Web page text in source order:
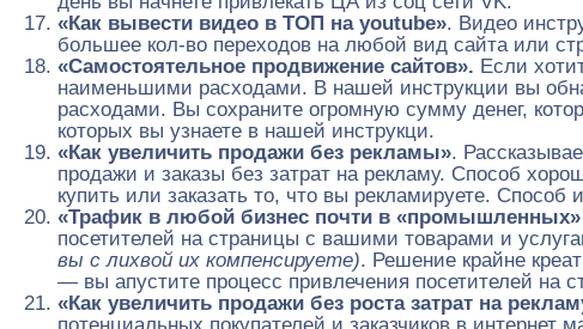
«Как вывести видео в ТОП на youtube». Видео
большее кол-во переходов на любой вид сайта или
«Самостоятельное продвижение сайтов». Если
наименьшими расходами. В нашей инструкции вы
расходами. Вы сохраните огромную сумму денег,
которых вы узнаете в нашей инструкци.
«Как увеличить продажи без рекламы».
продажи и заказы без затрат на рекламу. Способ
купить или заказать то, что вы рекламируете.
«Трафик в любой бизнес почти в
посетителей на страницы с вашими товарами и
вы с лихвой их компенсируете). Решение крайне
— вы апустите процесс привлечения посетителей на
«Как увеличить продажи без роста затрат на